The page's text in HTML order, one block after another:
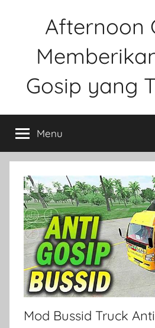
Afternoon
Gosip yang
Tentang
Ke
Gosipan
Berbagai
Kalangan
Menu
Mod Bussid Truck